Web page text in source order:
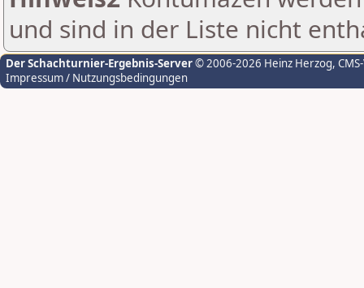
und sind in der Liste nicht
Der Schachturnier-Ergebnis-Server© 2006-2026 Heinz Herzog,
Impressum / Nutzungsbedingungen